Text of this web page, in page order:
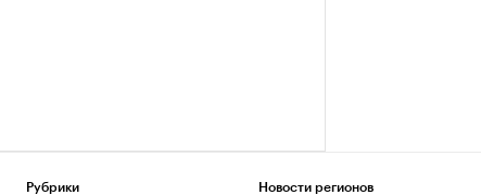
Рубрики Новости регионов